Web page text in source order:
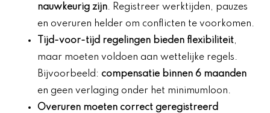
nauwkeurig zijn. Registreer werktijden, pauzes
en overuren helder om conflicten te voorkomen.
Tijd-voor-tijd regelingen bieden flexibiliteit,
maar moeten voldoen aan wettelijke regels.
Bijvoorbeeld: compensatie binnen 6 maanden
en geen verlaging onder het minimumloon.
Overuren moeten correct geregistreerd